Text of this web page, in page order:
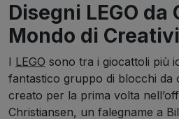
Disegni LEGO da
Mondo di
I LEGO sono tra i giocattoli più
fantastico gruppo di blocchi da
creato per la prima volta
Christiansen, un falegname a